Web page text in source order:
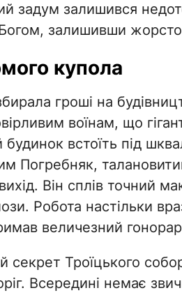
задум залишився
залишивши
купола
гроші на
воїнам, що
встоїть під
Погребняк,
Він сплів точний
Робота настільки
величезний гонорар
секрет Троїцького
Всередині немає